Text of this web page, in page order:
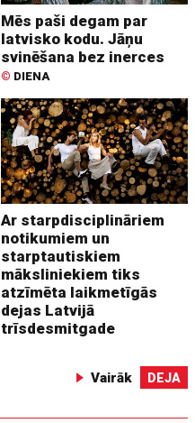
Mēs paši degam par
latvisko kodu. Jāņu
svinēšana bez inerces
© DIENA
Ar starpdisciplināriem
notikumiem un
starptautiskiem
māksliniekiem tiks
atzīmēta laikmetīgās
dejas Latvijā
trīsdesmitgade
Vairāk DEJA